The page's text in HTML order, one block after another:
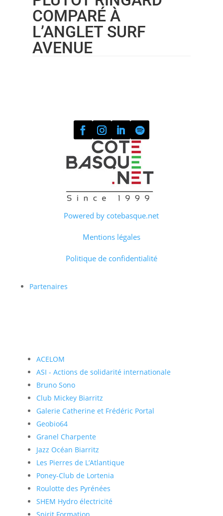
COMPARÉ À
L’ANGLET SURF
AVENUE
Powered by cotebasque.net
Mentions légales
Politique de confidentialité
Partenaires
ACELOM
ASI - Actions de solidarité internationale
Bruno Sono
Club Mickey Biarritz
Galerie Catherine et Frédéric Portal
Geobio64
Granel Charpente
Jazz Océan Biarritz
Les Pierres de L’Atlantique
Poney-Club de Lortenia
Roulotte des Pyrénées
SHEM Hydro électricité
Spirit Formation